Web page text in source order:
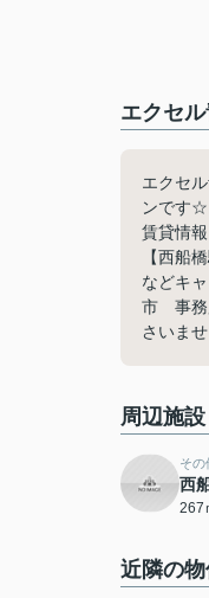
エクセ
エクセ
ンです☆
賃貸情
【西船
などキ
市 事務
さいませ
周辺施設
その
西
267
近隣の